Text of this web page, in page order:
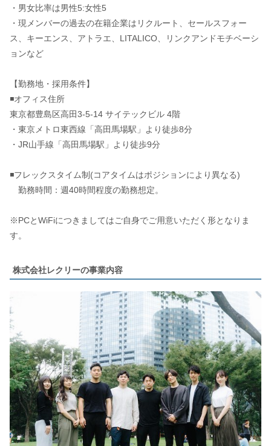
・男女比率は男性5:女性5
・現メンバーの過去の在籍企業はリクルート、セールスフォー
ス、キーエンス、アトラエ、LITALICO、リンクアンドモチベーシ
ョンなど
【勤務地・採用条件】
◾️オフィス住所
東京都豊島区高田3-5-14 サイテックビル 4階
・東京メトロ東西線「高田馬場駅」より徒歩8分
・JR山手線「高田馬場駅」より徒歩9分
◾️フレックスタイム制(コアタイムはポジションにより異なる)
勤務時間：週40時間程度の勤務想定。
※PCとWiFiにつきましてはご自身でご用意いただく形となりま
す。
株式会社レクリーの事業内容